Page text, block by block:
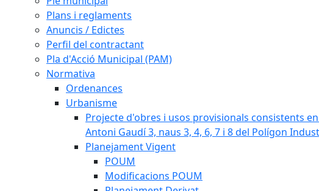
Plans i reglaments
Anuncis / Edictes
Perfil del contractant
Pla d'Acció Municipal (PAM)
Normativa
Ordenances
Urbanisme
Projecte d'obres i usos provisionals consistents
Antoni Gaudí 3, naus 3, 4, 6, 7 i 8 del Polígon
Planejament Vigent
POUM
Modificacions POUM